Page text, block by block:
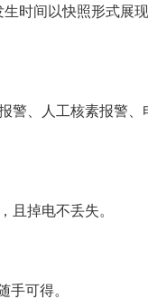
时间以快照形式展现
警、人工核素报警、
且掉电不丢失。
手可得。